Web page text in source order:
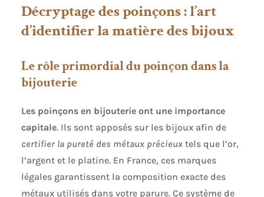
Décryptage des poinçons : l’art
d’identifier la matière des bijoux
Le rôle primordial du poinçon dans la
bijouterie
Les poinçons en bijouterie ont une importance
capitale. Ils sont apposés sur les bijoux afin de
certifier la pureté des métaux précieuxtels que l’or,
l’argent et le platine. En France, ces marques
légales garantissent la composition exacte des
métaux utilisés dans votre parure. Ce système de